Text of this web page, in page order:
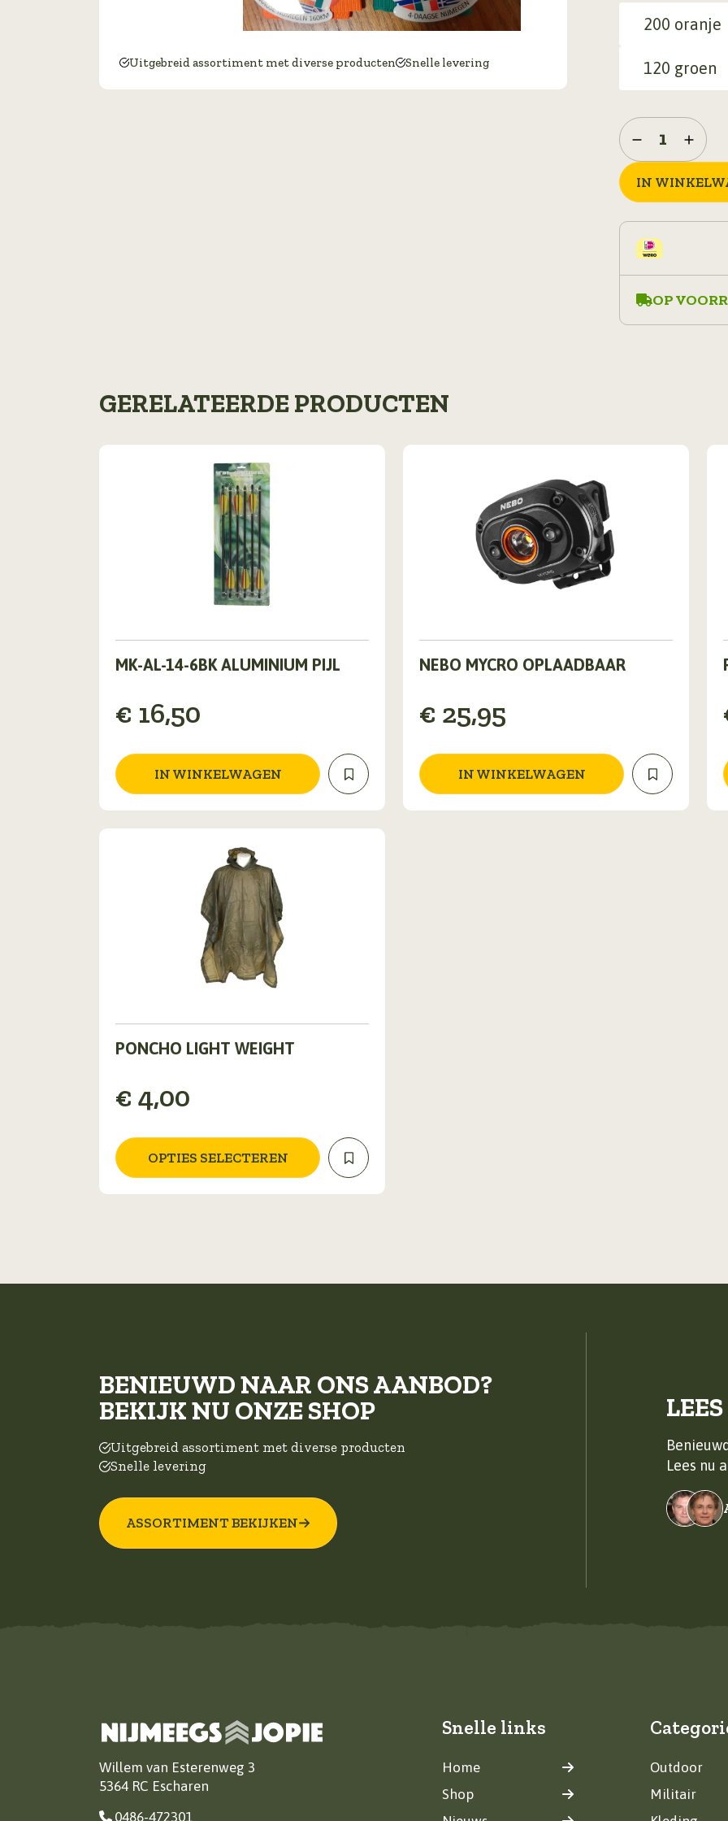
Uitgebreid assortiment met diverse producten Snelle levering
200 oranje
120 groen
lint
vierdaagse
aantal
IN
OP
GERELATEERDE PRODUCTEN
MK-AL-14-6BK ALUMINIUM PIJL
€ 16,50
IN WINKELWAGEN
NEBO MYCRO OPLAADBAAR
€ 25,95
IN WINKELWAGEN
PONCHO LIGHT WEIGHT
€ 4,00
OPTIES SELECTEREN
product
meerdere
variaties.
optie
kan
gekozen
BENIEUWD NAAR ONS AANBOD?
BEKIJK NU ONZE SHOP
Uitgebreid assortiment met diverse producten
Snelle levering
ASSORTIMENT BEKIJKEN
Lees nu
Willem van Esterenweg 3
5364 RC Escharen
0486-472301
Snelle links
Home
Shop
Outdoor
Militair